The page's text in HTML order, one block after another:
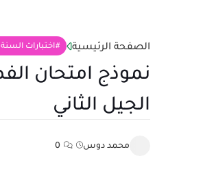
الصفحة الرئيسية اختبارات السنة 2 ابتدائي
الجيل الثاني
محمد دوس 0